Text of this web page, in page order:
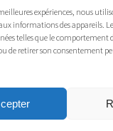
expériences, nous
informations des appareils.
telles que le comportement
de retirer son consentement